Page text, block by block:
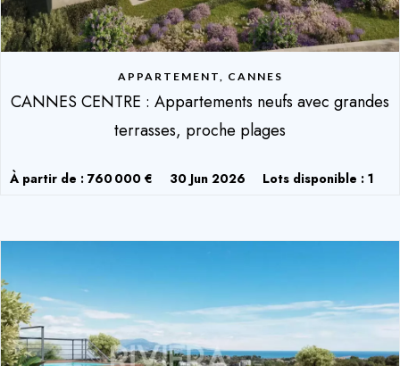
APPARTEMENT, CANNES
CANNES CENTRE : Appartements neufs avec grandes
terrasses, proche plages
À partir de : 760 000 € 30 Jun 2026 Lots disponible : 1